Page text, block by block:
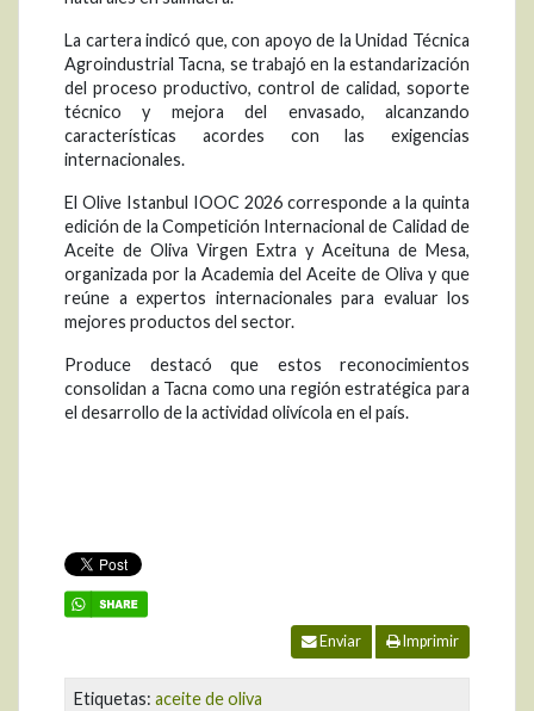
La cartera indicó que, con apoyo de la Unidad Técnica
Agroindustrial Tacna, se trabajó en la estandarización
del proceso productivo, control de calidad, soporte
técnico y mejora del envasado, alcanzando
características acordes con las exigencias
internacionales.
El Olive Istanbul IOOC 2026 corresponde a la quinta
edición de la Competición Internacional de Calidad de
Aceite de Oliva Virgen Extra y Aceituna de Mesa,
organizada por la Academia del Aceite de Oliva y que
reúne a expertos internacionales para evaluar los
mejores productos del sector.
Produce destacó que estos reconocimientos
consolidan a Tacna como una región estratégica para
el desarrollo de la actividad olivícola en el país.
Enviar Imprimir
Etiquetas: aceite de oliva